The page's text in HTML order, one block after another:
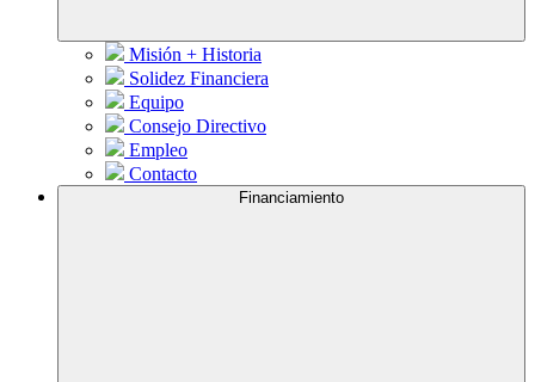
Misión + Historia
Solidez Financiera
Equipo
Consejo Directivo
Empleo
Contacto
Financiamiento